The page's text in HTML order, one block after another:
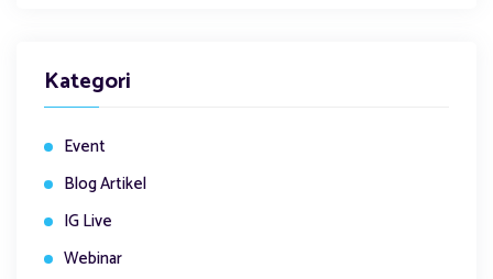
Kategori
Event
Blog Artikel
IG Live
Webinar